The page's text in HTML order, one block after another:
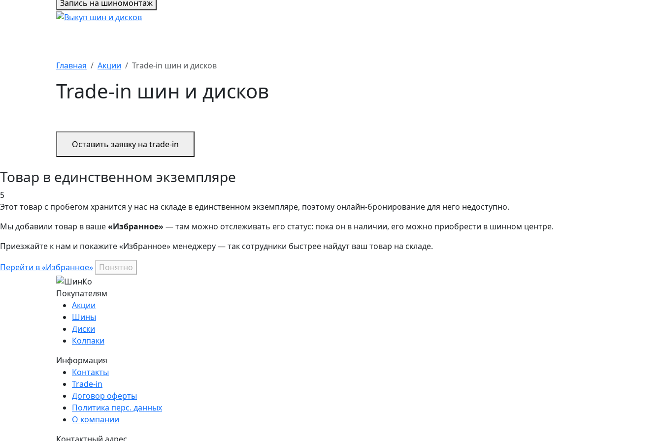
Запись на шиномонтаж
Главная Акции Trade-in шин и дисков
Trade-in шин и дисков
Оставить заявку на trade-in
Товар в единственном экземпляре
5
Этот товар с пробегом хранится у нас на складе в единственном экземпляре, поэтому онлайн-бронирование для него недоступно.
Мы добавили товар в ваше«Избранное» — там можно отслеживать его статус: пока он в наличии, его можно приобрести в шинном центре.
Приезжайте к нам и покажите «Избранное» менеджеру — так сотрудники быстрее найдут ваш товар на складе.
Перейти в «Избранное» Понятно
Покупателям
Акции
Шины
Диски
Колпаки
Информация
Контакты
Trade-in
Договор оферты
Политика перс. данных
О компании